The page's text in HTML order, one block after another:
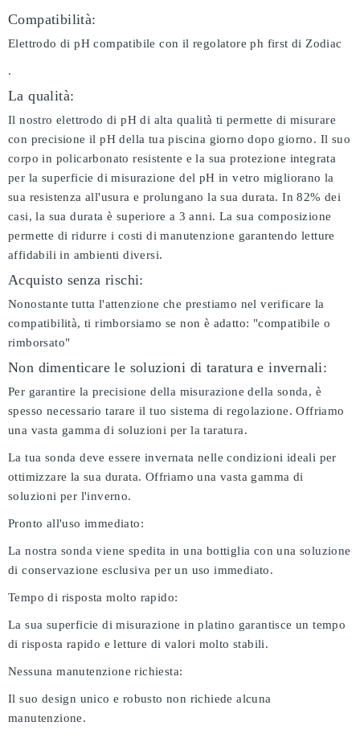
Compatibilità:
Elettrodo di pH compatibile con il regolatore ph first di Zodiac
.
La qualità:
Il nostro elettrodo di pH di alta qualità ti permette di misurare
con precisione il pH della tua piscina giorno dopo giorno. Il suo
corpo in policarbonato resistente e la sua protezione integrata
per la superficie di misurazione del pH in vetro migliorano la
sua resistenza all'usura e prolungano la sua durata. In 82% dei
casi, la sua durata è superiore a 3 anni. La sua composizione
permette di ridurre i costi di manutenzione garantendo letture
affidabili in ambienti diversi.
Acquisto senza rischi:
Nonostante tutta l'attenzione che prestiamo nel verificare la
compatibilità, ti rimborsiamo se non è adatto: "compatibile o
rimborsato"
Non dimenticare le soluzioni di taratura e invernali:
Per garantire la precisione della misurazione della sonda, è
spesso necessario tarare il tuo sistema di regolazione. Offriamo
una vasta gamma di soluzioni per la taratura.
La tua sonda deve essere invernata nelle condizioni ideali per
ottimizzare la sua durata. Offriamo una vasta gamma di
soluzioni per l'inverno.
Pronto all'uso immediato:
La nostra sonda viene spedita in una bottiglia con una soluzione
di conservazione esclusiva per un uso immediato.
Tempo di risposta molto rapido:
La sua superficie di misurazione in platino garantisce un tempo
di risposta rapido e letture di valori molto stabili.
Nessuna manutenzione richiesta:
Il suo design unico e robusto non richiede alcuna
manutenzione.